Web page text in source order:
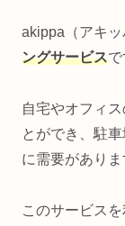
akippa（アキッ
ングサービスで
自宅やオフィ
とができ、駐
に需要がありま
このサービスを